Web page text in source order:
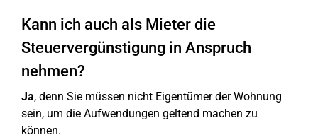
Kann ich auch als Mieter die
Steuervergünstigung in Anspruch
nehmen?
Ja, denn Sie müssen nicht Eigentümer der Wohnung
sein, um die Aufwendungen geltend machen zu
können.